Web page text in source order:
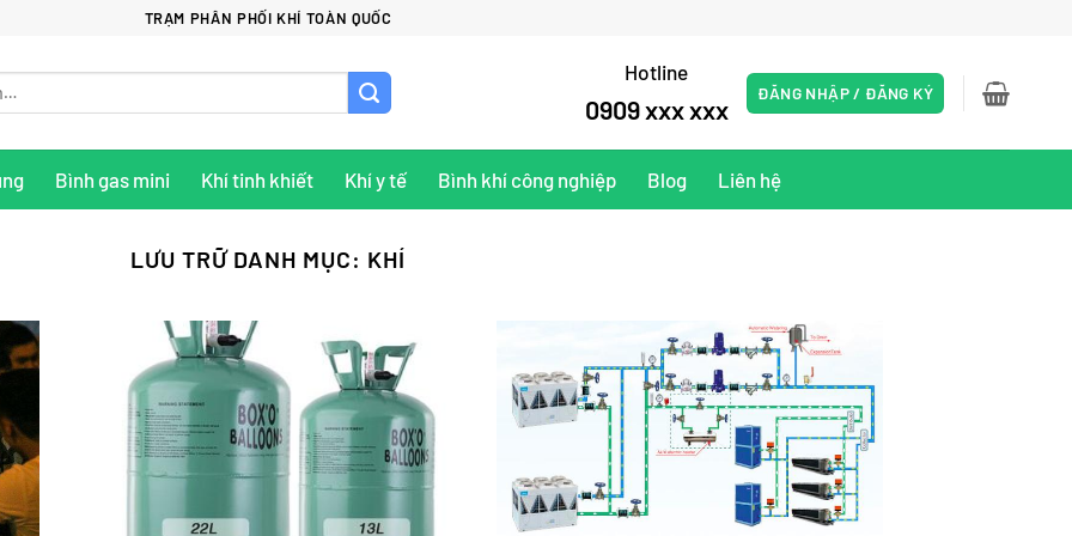
TRẠM PHÂN PHỐI KHÍ TOÀN QUỐC
Hotline
0909 xxx xxx
ĐĂNG NHẬP / ĐĂNG KÝ
Bình gas mini Khí tinh khiết Khí y tế Bình khí công nghiệp Blog Liên hệ
LƯU TRỮ DANH MỤC: KHÍ